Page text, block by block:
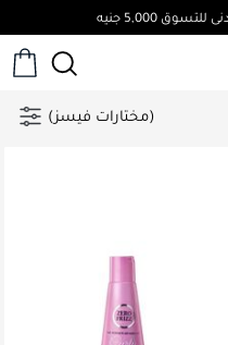
(مختارات فيسز)